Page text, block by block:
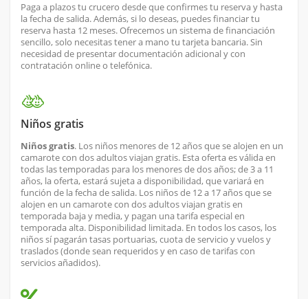
Paga a plazos tu crucero desde que confirmes tu reserva y hasta
la fecha de salida. Además, si lo deseas, puedes financiar tu
reserva hasta 12 meses. Ofrecemos un sistema de financiación
sencillo, solo necesitas tener a mano tu tarjeta bancaria. Sin
necesidad de presentar documentación adicional y con
contratación online o telefónica.
Niños gratis
Niños gratis. Los niños menores de 12 años que se alojen en un
camarote con dos adultos viajan gratis. Esta oferta es válida en
todas las temporadas para los menores de dos años; de 3 a 11
años, la oferta, estará sujeta a disponibilidad, que variará en
función de la fecha de salida. Los niños de 12 a 17 años que se
alojen en un camarote con dos adultos viajan gratis en
temporada baja y media, y pagan una tarifa especial en
temporada alta. Disponibilidad limitada. En todos los casos, los
niños sí pagarán tasas portuarias, cuota de servicio y vuelos y
traslados (donde sean requeridos y en caso de tarifas con
servicios añadidos).